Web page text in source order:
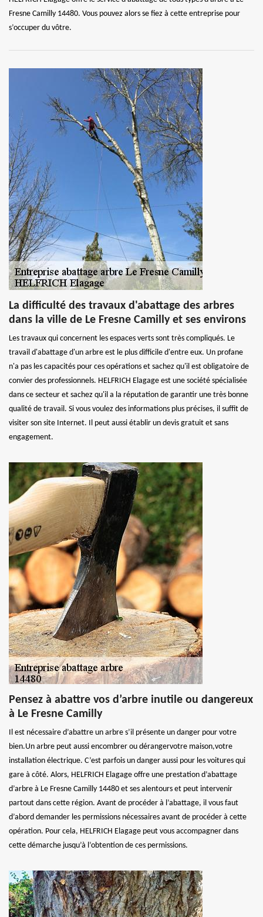
Fresne Camilly 14480. Vous pouvez alors se fiez à cette entreprise pour
s’occuper du vôtre.
La difficulté des travaux d'abattage des arbres
dans la ville de Le Fresne Camilly et ses environs
Les travaux qui concernent les espaces verts sont très compliqués. Le
travail d'abattage d'un arbre est le plus difficile d'entre eux. Un profane
n'a pas les capacités pour ces opérations et sachez qu'il est obligatoire de
convier des professionnels. HELFRICH Elagage est une société spécialisée
dans ce secteur et sachez qu'il a la réputation de garantir une très bonne
qualité de travail. Si vous voulez des informations plus précises, il suffit de
visiter son site Internet. Il peut aussi établir un devis gratuit et sans
engagement.
Pensez à abattre vos d’arbre inutile ou dangereux
à Le Fresne Camilly
Il est nécessaire d’abattre un arbre s’il présente un danger pour votre
bien.Un arbre peut aussi encombrer ou dérangervotre maison,votre
installation électrique. C’est parfois un danger aussi pour les voitures qui
gare à côté. Alors, HELFRICH Elagage offre une prestation d’abattage
d’arbre à Le Fresne Camilly 14480 et ses alentours et peut intervenir
partout dans cette région. Avant de procéder à l’abattage, il vous faut
d’abord demander les permissions nécessaires avant de procéder à cette
opération. Pour cela, HELFRICH Elagage peut vous accompagner dans
cette démarche jusqu’à l’obtention de ces permissions.